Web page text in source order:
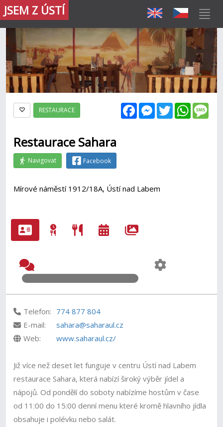
JSEM Z ÚSTÍ
FacebookMessenger
Twitter
RESTAURACE
Restaurace Sahara
Navigovat Facebook
Mírové náměstí 1912/18A, Ústí nad Labem
Telefon: 774 877 804
E-mail:
sahara@saharaul.cz
Web:
www.saharaul.cz/
Již více než deset let funguje v centru Ústí nad Labem
restaurace Sahara, která nabízí široký výběr jídel a
nápojů. Od pondělí do soboty nabízíme hostům v čase
od 11:00 do 15:00 denní menu které kromě hlavního jídla
obsahuje i polévku nebo salát.